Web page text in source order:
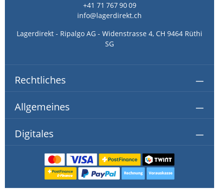
+41 71 767 90 09
info@lagerdirekt.ch
Lagerdirekt - Ripalgo AG - Widenstrasse 4, CH 9464 Rüthi
SG
Rechtliches
Allgemeines
Digitales